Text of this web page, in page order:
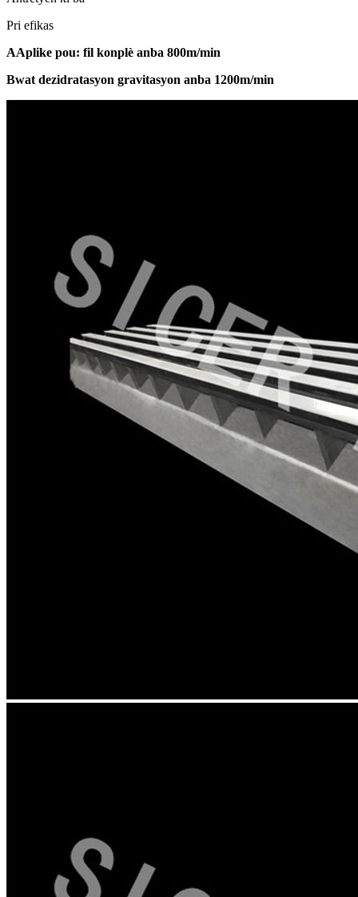
Pri efikas
AAplike pou: fil konplè anba 800m/min
Bwat dezidratasyon gravitasyon anba 1200m/min